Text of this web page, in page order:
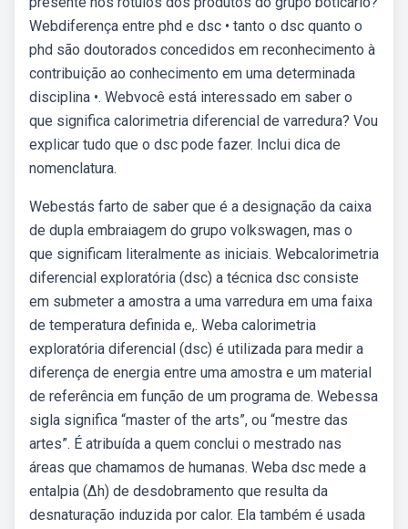
Webdiferença entre phd e dsc • tanto o dsc quanto o
phd são doutorados concedidos em reconhecimento à
contribuição ao conhecimento em uma determinada
disciplina •. Webvocê está interessado em saber o
que significa calorimetria diferencial de varredura? Vou
explicar tudo que o dsc pode fazer. Inclui dica de
nomenclatura.
Webestás farto de saber que é a designação da caixa
de dupla embraiagem do grupo volkswagen, mas o
que significam literalmente as iniciais. Webcalorimetria
diferencial exploratória (dsc) a técnica dsc consiste
em submeter a amostra a uma varredura em uma faixa
de temperatura definida e,. Weba calorimetria
exploratória diferencial (dsc) é utilizada para medir a
diferença de energia entre uma amostra e um material
de referência em função de um programa de. Webessa
sigla significa “master of the arts”, ou “mestre das
artes”. É atribuída a quem conclui o mestrado nas
áreas que chamamos de humanas. Weba dsc mede a
entalpia (∆h) de desdobramento que resulta da
desnaturação induzida por calor. Ela também é usada